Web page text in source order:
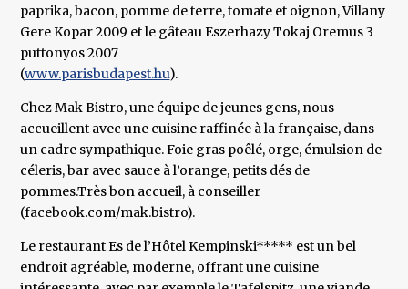
paprika, bacon, pomme de terre, tomate et oignon, Villany
Gere Kopar 2009 et le gâteau Eszerhazy Tokaj Oremus 3
puttonyos 2007
(www.parisbudapest.hu).
Chez Mak Bistro, une équipe de jeunes gens, nous
accueillent avec une cuisine raffinée à la française, dans
un cadre sympathique. Foie gras poêlé, orge, émulsion de
céleris, bar avec sauce à l’orange, petits dés de
pommes.Très bon accueil, à conseiller
(facebook.com/mak.bistro).
Le restaurant Es de l’Hôtel Kempinski***** est un bel
endroit agréable, moderne, offrant une cuisine